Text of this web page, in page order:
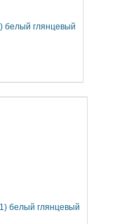
белый глянцевый
белый глянцевый